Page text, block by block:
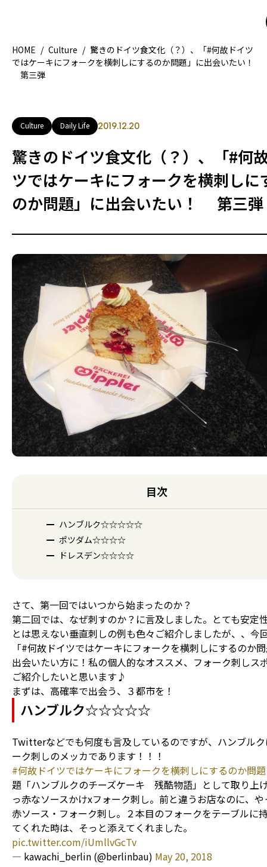
地域別ガイド
観光ガイド
ライフスタイル
著者一覧
HOME / Culture / 驚きのドイツ食文化（？）、「#何故ドイツ
ではケーキにフォークを横刺しにするのか問題」に出会いたい！
第三弾
Culture Daily Life 2019.12.20
驚きのドイツ食文化（？）、「#何
ツではケーキにフォークを横刺しに
のか問題」に出会いたい！ 第三弾
目次
ハンブルク☆☆☆☆☆
ポツダム☆☆☆☆
ドレスデン☆☆☆☆
さて、第一回ではいつから始まったのか？
第二回では、なぜ刺すのか？に言及しました。とても安定
とは思えない垂直刺しの例も色々ご紹介しましたが、、今
「#何故ドイツではケーキにフォークを横刺しにするのか
出会いたい方に！私の個人的なオススメ、フォーク刺しス
ご紹介したいと思います♪
まずは、高確率で出会う、３都市を！
ハンブルク☆☆☆☆☆
Twitterなどでも何度も言及しているのですが、ハンブル
ーク刺しのメッカであります！！！
#何故ドイツではケーキにフォークを横刺しにするのか問題
題「ハンブルクのチーズケーキ 残酷物語」として取り上
っ赤なソースかけxフォーク刺し。前と違うお店なのに、
赤ソース・フォーク刺し。２本目のフォークをテーブルに
てくれた時は、そっと添えてくれました。
pic.twitter.com/iUmllvGcTv
— kawachi_berlin (@berlinbau) May 20, 2018